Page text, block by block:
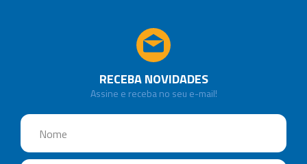
RECEBA NOVIDADES
Assine e receba no seu e-mail!